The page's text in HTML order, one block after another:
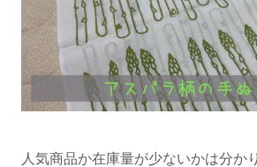
人気商品か在庫量が少ないかは分か